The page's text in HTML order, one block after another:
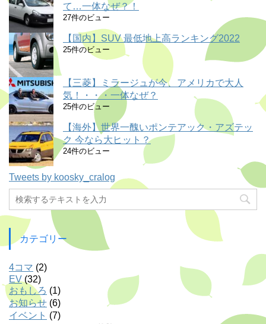
て…一体なぜ？！
27件のビュー
【国内】SUV 最低地上高ランキング2022
25件のビュー
【三菱】ミラージュが今、アメリカで大人
気！・・・一体なぜ？
25件のビュー
【海外】世界一醜いポンテアック・アズテッ
ク 今なら大ヒット？
24件のビュー
Tweets by koosky_cralog
カテゴリー
4コマ (2)
EV(32)
おもしろ (1)
お知らせ (6)
イベント (7)